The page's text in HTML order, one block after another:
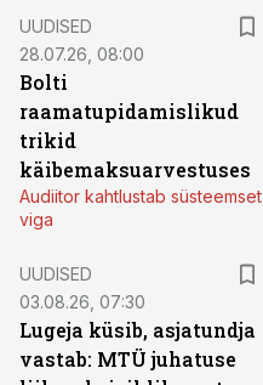
UUDISED
28.07.26, 08:00
Bolti
raamatupidamislikud
trikid
käibemaksuarvestuses
Audiitor kahtlustab süsteemset
viga
UUDISED
03.08.26, 07:30
Lugeja küsib, asjatundja
vastab: MTÜ juhatuse